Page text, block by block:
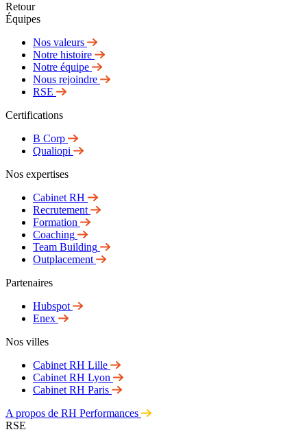
Retour
Équipes
Nos valeurs
Notre histoire
Notre équipe
Nous rejoindre
RSE
Certifications
B Corp
Qualiopi
Nos expertises
Cabinet RH
Recrutement
Formation
Coaching
Team Building
Outplacement
Partenaires
Hubspot
Enex
Nos villes
Cabinet RH Lille
Cabinet RH Lyon
Cabinet RH Paris
A propos de RH Performances
RSE